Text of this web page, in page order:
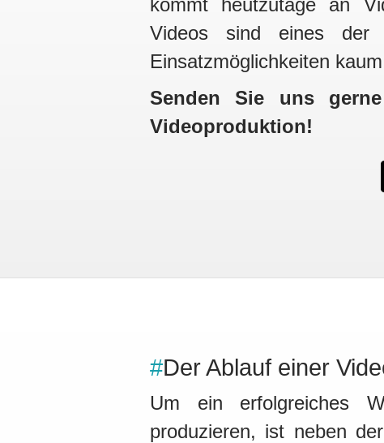
kommt heutzutage an
Videos sind eines der
Einsatzmöglichkeiten
Senden Sie uns
Videoproduktion!
#Der Ablauf einer
Um ein erfolgreiches
produzieren, ist neben